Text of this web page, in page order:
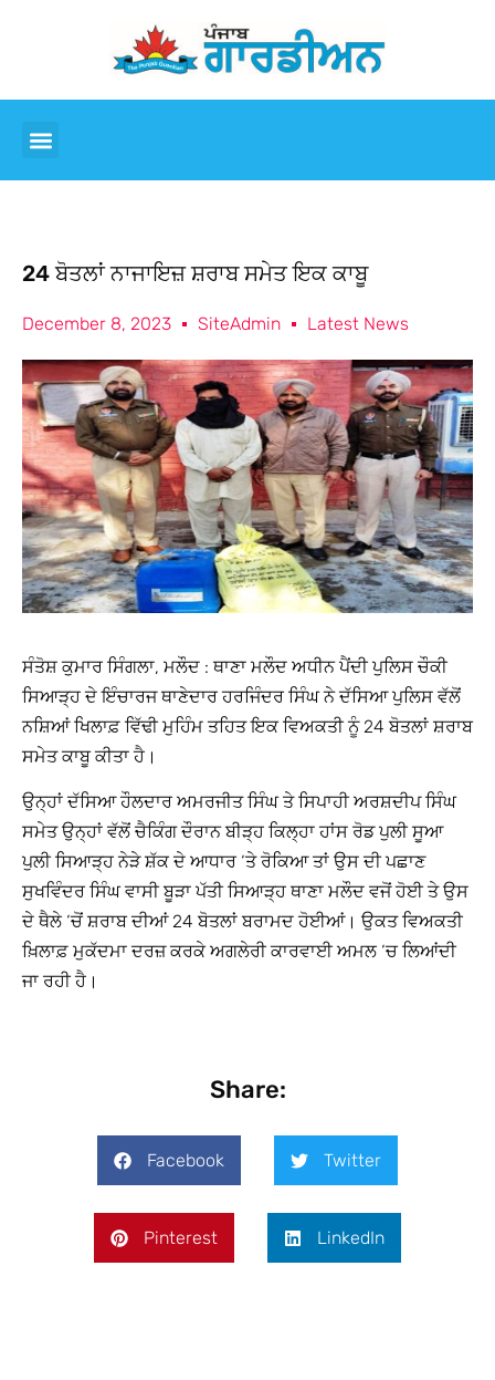
24 ਬੋਤਲਾਂ ਨਾਜਾਇਜ਼ ਸ਼ਰਾਬ ਸਮੇਤ ਇਕ ਕਾਬੂ
December 8, 2023 SiteAdmin Latest News
ਸੰਤੋਸ਼ ਕੁਮਾਰ ਸਿੰਗਲਾ, ਮਲੌਦ : ਥਾਣਾ ਮਲੌਦ ਅਧੀਨ ਪੈਂਦੀ ਪੁਲਿਸ ਚੌਕੀ
ਸਿਆੜ੍ਹ ਦੇ ਇੰਚਾਰਜ ਥਾਣੇਦਾਰ ਹਰਜਿੰਦਰ ਸਿੰਘ ਨੇ ਦੱਸਿਆ ਪੁਲਿਸ ਵੱਲੋਂ
ਨਸ਼ਿਆਂ ਖਿਲਾਫ਼ ਵਿੱਢੀ ਮੁਹਿੰਮ ਤਹਿਤ ਇਕ ਵਿਅਕਤੀ ਨੂੰ 24 ਬੋਤਲਾਂ ਸ਼ਰਾਬ
ਸਮੇਤ ਕਾਬੂ ਕੀਤਾ ਹੈ।
ਉਨ੍ਹਾਂ ਦੱਸਿਆ ਹੌਲਦਾਰ ਅਮਰਜੀਤ ਸਿੰਘ ਤੇ ਸਿਪਾਹੀ ਅਰਸ਼ਦੀਪ ਸਿੰਘ
ਸਮੇਤ ਉਨ੍ਹਾਂ ਵੱਲੋਂ ਚੈਕਿੰਗ ਦੌਰਾਨ ਬੀੜ੍ਹ ਕਿਲ੍ਹਾ ਹਾਂਸ ਰੋਡ ਪੁਲੀ ਸੂਆ
ਪੁਲੀ ਸਿਆੜ੍ਹ ਨੇੜੇ ਸ਼ੱਕ ਦੇ ਆਧਾਰ ‘ਤੇ ਰੋਕਿਆ ਤਾਂ ਉਸ ਦੀ ਪਛਾਣ
ਸੁਖਵਿੰਦਰ ਸਿੰਘ ਵਾਸੀ ਬੂੜਾ ਪੱਤੀ ਸਿਆੜ੍ਹ ਥਾਣਾ ਮਲੌਦ ਵਜੋਂ ਹੋਈ ਤੇ ਉਸ
ਦੇ ਥੈਲੇ ‘ਚੋਂ ਸ਼ਰਾਬ ਦੀਆਂ 24 ਬੋਤਲਾਂ ਬਰਾਮਦ ਹੋਈਆਂ। ਉਕਤ ਵਿਅਕਤੀ
ਖ਼ਿਲਾਫ਼ ਮੁਕੱਦਮਾ ਦਰਜ਼ ਕਰਕੇ ਅਗਲੇਰੀ ਕਾਰਵਾਈ ਅਮਲ ‘ਚ ਲਿਆਂਦੀ
ਜਾ ਰਹੀ ਹੈ।
Share:
Facebook Twitter
Pinterest LinkedIn